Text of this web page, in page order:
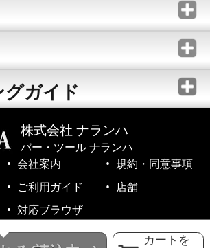
カートを
ガイド
株式会社 ナランハ
バー・ツール ナランハ
会社案内
規約・同意事項
ご利用ガイド
店舗
対応ブラウザ
Inc. All Rights Reserved.